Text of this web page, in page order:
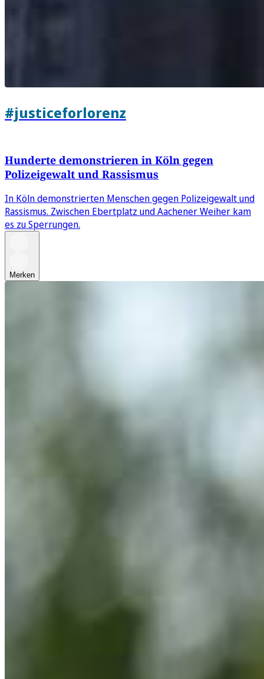
#justiceforlorenz
Hunderte demonstrieren in Köln gegen
Polizeigewalt und Rassismus
In Köln demonstrierten Menschen gegen Polizeigewalt und
Rassismus. Zwischen Ebertplatz und Aachener Weiher kam
es zu Sperrungen.
Merken